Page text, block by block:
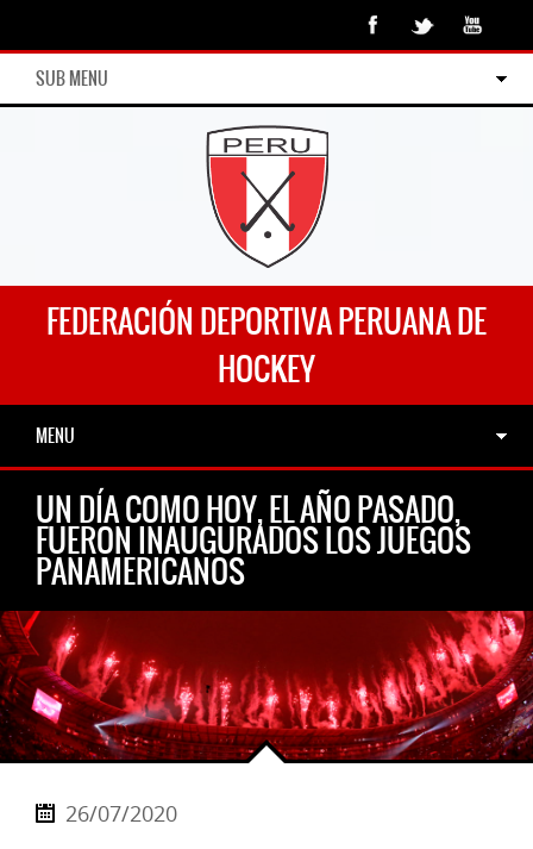
SUB MENU
FEDERACIÓN DEPORTIVA PERUANA DE
HOCKEY
MENU
UN DÍA COMO HOY, EL AÑO PASADO,
FUERON INAUGURADOS LOS JUEGOS
PANAMERICANOS
26/07/2020